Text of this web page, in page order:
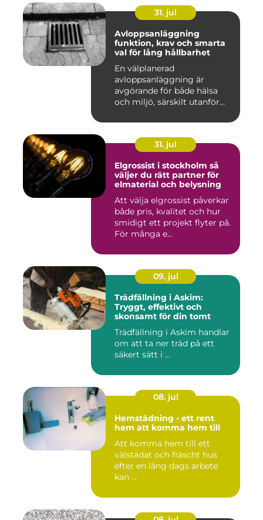
31. jul
Avloppsanläggning
funktion, krav och smarta
val för lång hållbarhet
En välplanerad
avloppsanläggning är
avgörande för både hälsa
och miljö, särskilt utanför
31. jul
Elgrossist i stockholm så
väljer du rätt partner för
elmaterial och belysning
Att välja elgrossist påverkar
både pris, kvalitet och hur
smidigt ett projekt flyter på.
För många e...
09. jul
Trädfällning i Askim:
Tryggt, effektivt och
skonsamt för din tomt
Trädfällning i Askim handlar
om att ta ner träd på ett
säkert sätt i ...
08. jul
Hemstädning - ett rent
hem att komma hem till
Att komma hem till ett
välstädat och fräscht hus
efter en lång dags arbete
kan ...